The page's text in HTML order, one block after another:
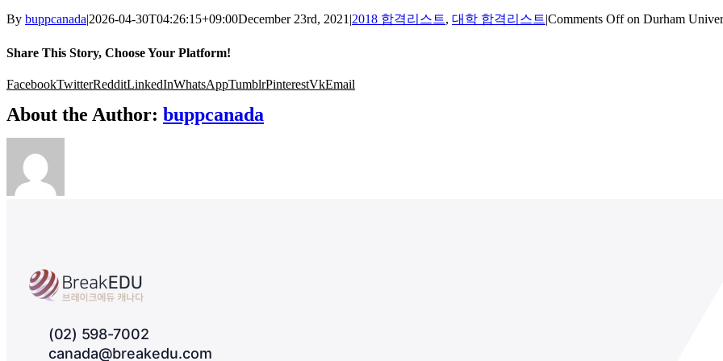
By buppcanada|2026-04-30T04:26:15+09:00December 23rd, 2021|2018 합격리스트, 대학 합격리스트|Comments Offon Durham
Share This Story, Choose Your Platform!
FacebookTwitterRedditLinkedInWhatsAppTumblrPinterestVkEmail
About the Author: buppcanada
(02) 598-7002
canada@breakedu.com